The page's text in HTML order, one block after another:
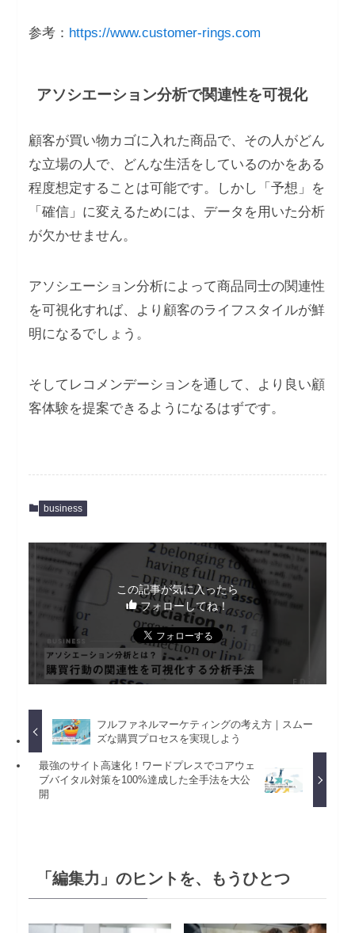
参考： https://www.customer-rings.com
アソシエーション分析で関連性を可視化
顧客が買い物カゴに入れた商品で、その人がどん
な立場の人で、どんな生活をしているのかをある
程度想定することは可能です。しかし「予想」を
「確信」に変えるためには、データを用いた分析
が欠かせません。
アソシエーション分析によって商品同士の関連性
を可視化すれば、より顧客のライフスタイルが鮮
明になるでしょう。
そしてレコメンデーションを通して、より良い顧
客体験を提案できるようになるはずです。
business
この記事が気に入ったら
フォローしてね！
フルファネルマーケティングの考え方｜スムー
ズな購買プロセスを実現しよう
最強のサイト高速化！ワードプレスでコアウェ
ブバイタル対策を100%達成した全手法を大公
開
「編集力」のヒントを、もうひとつ